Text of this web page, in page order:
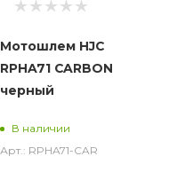
Мотошлем HJC
RPHA71 CARBON
черный
В наличии
Арт.: RPHA71-CAR